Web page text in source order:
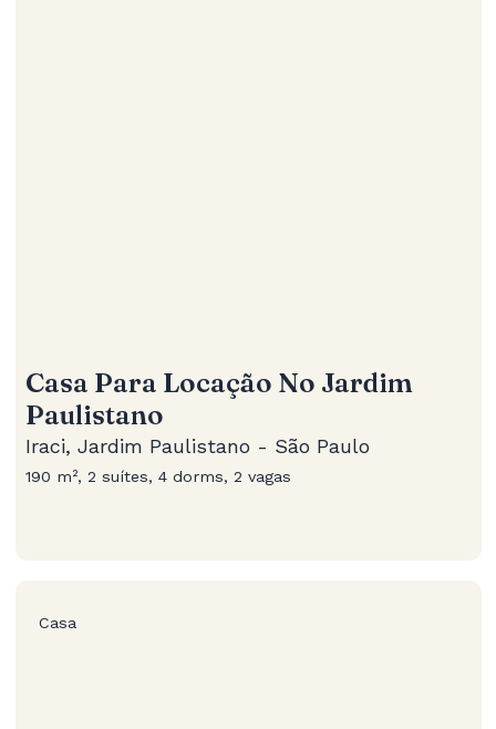
Casa Para Locação No Jardim
Paulistano
Iraci, Jardim Paulistano - São Paulo
190 m², 2 suítes, 4 dorms, 2 vagas
Casa